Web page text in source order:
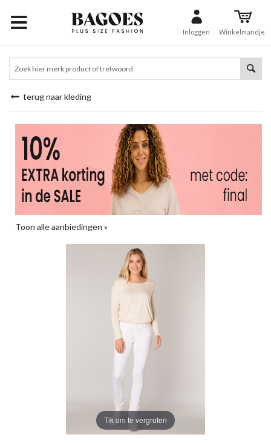
Inloggen Winkelmandje
terug naar kleding
Toon alle aanbiedingen »
Tik om te vergroten